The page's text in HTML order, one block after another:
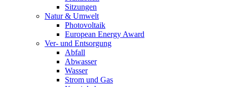
Sitzungen
Natur & Umwelt
Photovoltaik
European Energy Award
Ver- und Entsorgung
Abfall
Abwasser
Wasser
Strom und Gas